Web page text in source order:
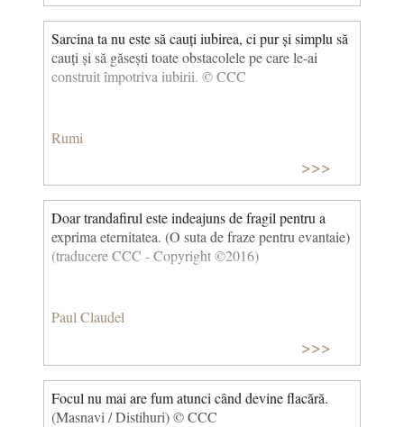
Sarcina ta nu este să cauți iubirea, ci pur și simplu să
cauți și să găsești toate obstacolele pe care le-ai
construit împotriva iubirii. © CCC
Rumi
>>>
Doar trandafirul este indeajuns de fragil pentru a
exprima eternitatea. (O suta de fraze pentru evantaie)
(traducere CCC - Copyright ©2016)
Paul Claudel
>>>
Focul nu mai are fum atunci când devine flacără.
(Masnavi / Distihuri) © CCC